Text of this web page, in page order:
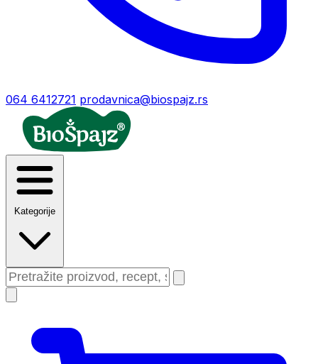
064 6412721 prodavnica@biospajz.rs
Kategorije